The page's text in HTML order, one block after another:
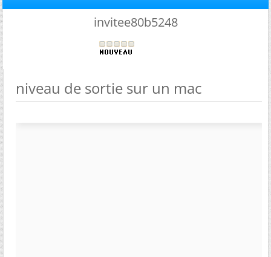
invitee80b5248
niveau de sortie sur un mac